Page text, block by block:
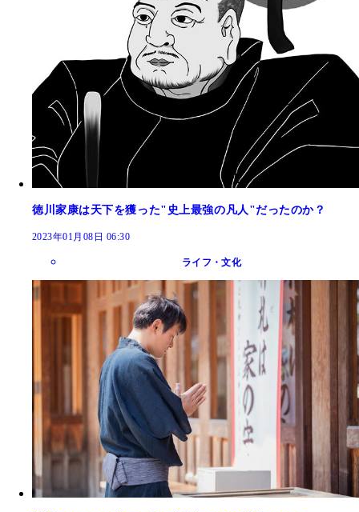
徳川家康は天下を獲った"史上最強の凡人"だったのか？
2023年01月08日 06:30
ライフ・文化